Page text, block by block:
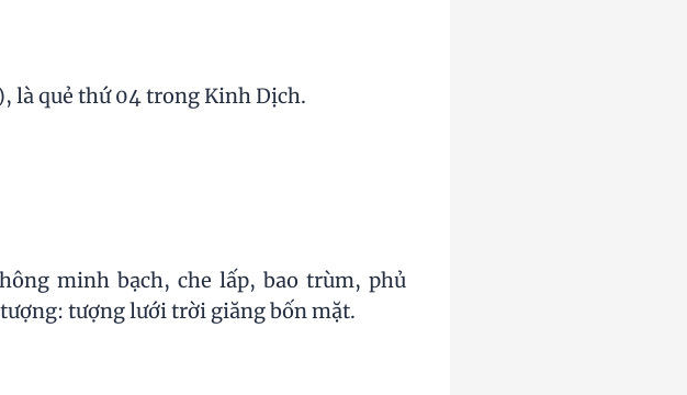
là quẻ thứ 04 trong Kinh Dịch.
minh bạch, che lấp, bao trùm, phủ
tượng lưới trời giăng bốn mặt.